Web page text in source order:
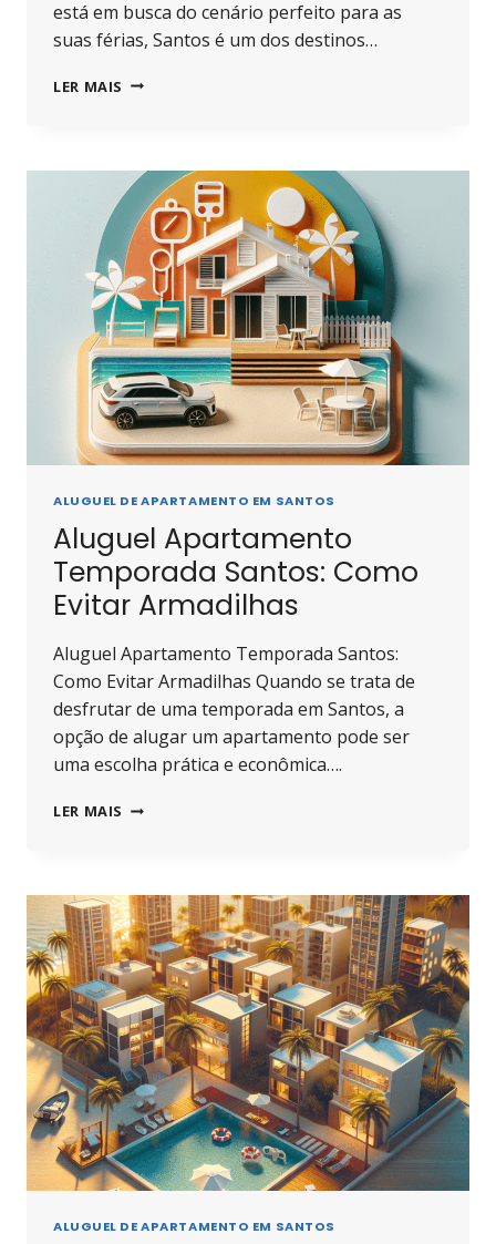
está em busca do cenário perfeito para as
suas férias, Santos é um dos destinos…
LER MAIS APARTAMENTO
SANTOS:
10
DICAS
DE
OURO
ALUGUEL DE APARTAMENTO EM SANTOS
Aluguel Apartamento
Temporada Santos: Como
Evitar Armadilhas
Aluguel Apartamento Temporada Santos:
Como Evitar Armadilhas Quando se trata de
desfrutar de uma temporada em Santos, a
opção de alugar um apartamento pode ser
uma escolha prática e econômica….
LER MAIS ALUGUEL
COMO
EVITAR
ARMADILHAS
ALUGUEL DE APARTAMENTO EM SANTOS